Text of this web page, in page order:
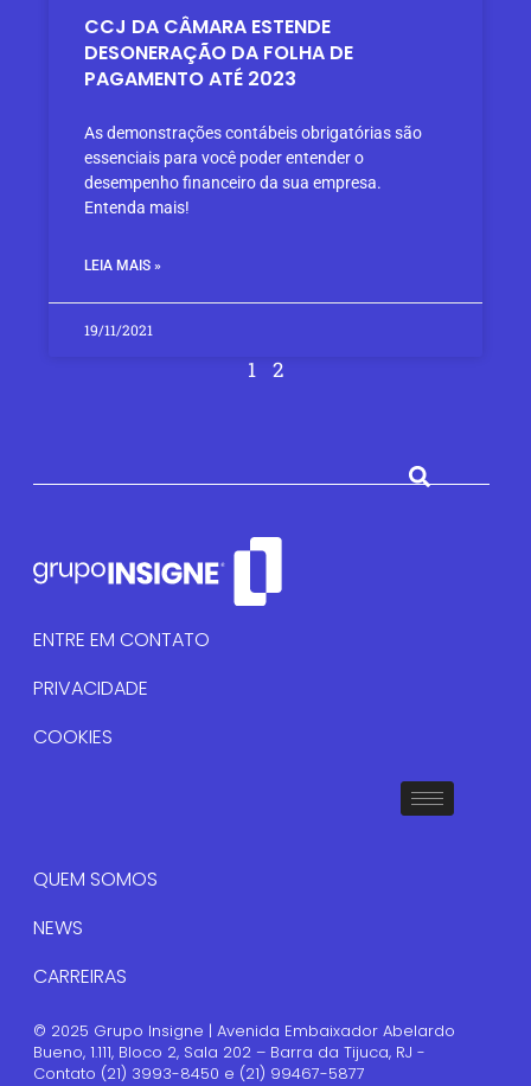
CCJ DA CÂMARA ESTENDE
DESONERAÇÃO DA FOLHA DE
PAGAMENTO ATÉ 2023
As demonstrações contábeis obrigatórias são
essenciais para você poder entender o
desempenho financeiro da sua empresa.
Entenda mais!
LEIA MAIS »
19/11/2021
1 2
ENTRE EM CONTATO
PRIVACIDADE
COOKIES
QUEM SOMOS
NEWS
CARREIRAS
© 2025 Grupo Insigne | Avenida Embaixador Abelardo
Bueno, 1.111, Bloco 2, Sala 202 – Barra da Tijuca, RJ -
Contato (21) 3993-8450 e (21) 99467-5877